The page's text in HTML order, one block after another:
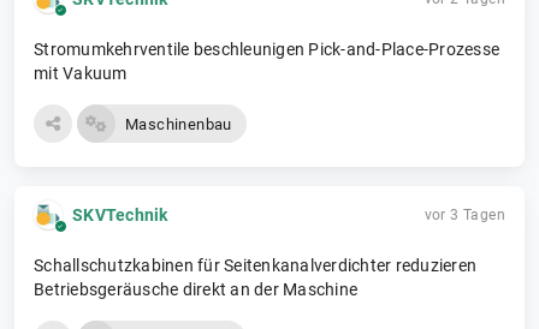
Stromumkehrventile beschleunigen Pick-and-Place-Prozesse
mit Vakuum
Maschinenbau
SKVTechnik vor 3 Tagen
Schallschutzkabinen für Seitenkanalverdichter reduzieren
Betriebsgeräusche direkt an der Maschine